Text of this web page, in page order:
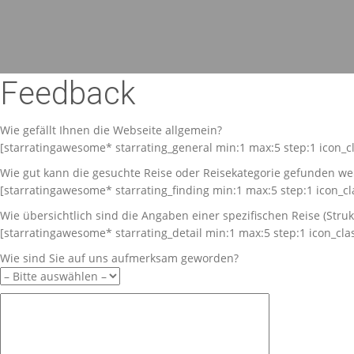
Feedback
Wie gefällt Ihnen die Webseite allgemein?
[starratingawesome* starrating_general min:1 max:5 step:1
Wie gut kann die gesuchte Reise oder Reisekategorie gefunden
[starratingawesome* starrating_finding min:1 max:5 step:1
Wie übersichtlich sind die Angaben einer spezifischen Reise
[starratingawesome* starrating_detail min:1 max:5 step:1
Wie sind Sie auf uns aufmerksam geworden?